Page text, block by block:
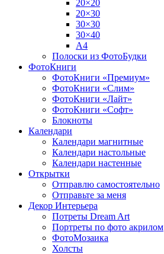
20×20
20×30
30×30
30×40
A4
Полоски из ФотоБудки
ФотоКниги
ФотоКниги «Премиум»
ФотоКниги «Слим»
ФотоКниги «Лайт»
ФотоКниги «Софт»
Блокноты
Календари
Календари магнитные
Календари настольные
Календари настенные
Открытки
Отправлю самостоятельно
Отправьте за меня
Декор Интерьера
Потреты Dream Art
Портреты по фото акрилом
ФотоМозаика
Холсты